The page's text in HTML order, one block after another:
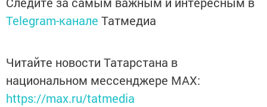
Telegram-канале Татмедиа
Читайте новости Татарстана в
национальном мессенджере MАХ:
https://max.ru/tatmedia